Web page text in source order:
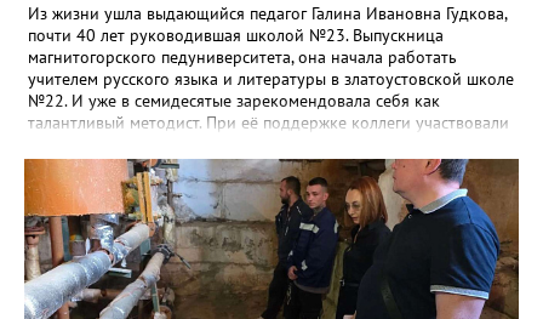
Из жизни ушла выдающийся педагог Галина Ивановна Гудкова,
почти 40 лет руководившая школой №23. Выпускница
магнитогорского педуниверситета, она начала работать
учителем русского языка и литературы в златоустовской школе
№22. И уже в семидесятые зарекомендовала себя как
талантливый методист. При её поддержке коллеги участвовали
«Благодаря её мудрому руководству в школе сформировался
сильный педагогический коллектив, объединённый общими
ценностями и любовью к своему делу. Для многих Галина
Ивановна навсегда останется не только талантливым
руководителем, но и настоящим Учителем с большой буквы», -
говорится в сообществе школы №23 во ВКонтакте. Свои
соболезнования семье Галины Ивановны выразил глава